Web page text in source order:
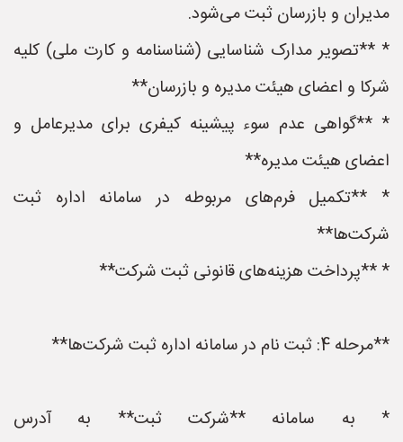
مدیران و بازرسان ثبت می‌شود.
* **تصویر مدارک شناسایی (شناسنامه و کارت ملی) کلیه
شرکا و اعضای هیئت مدیره و بازرسان**
* **گواهی عدم سوء پیشینه کیفری برای مدیرعامل و
اعضای هیئت مدیره**
* **تکمیل فرم‌های مربوطه در سامانه اداره ثبت
شرکت‌ها**
* **پرداخت هزینه‌های قانونی ثبت شرکت**
**مرحله 4: ثبت نام در سامانه اداره ثبت شرکت‌ها**
* به سامانه **شرکت ثبت** به آدرس